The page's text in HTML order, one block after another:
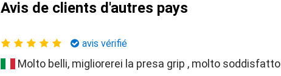
Avis de clients d'autres pays
avis vérifié
Molto belli, migliorerei la presa grip , molto soddisfatto